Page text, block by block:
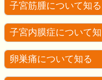
子宮筋腫について知る
子宮内膜症について
卵巣痛について知る